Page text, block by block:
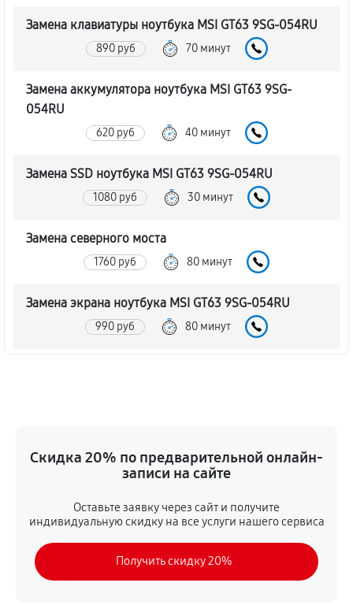
Замена клавиатуры ноутбука MSI GT63 9SG-054RU
890 руб 70 минут
Замена аккумулятора ноутбука MSI GT63 9SG-
054RU
620 руб 40 минут
Замена SSD ноутбука MSI GT63 9SG-054RU
1080 руб 30 минут
Замена северного моста
1760 руб 80 минут
Замена экрана ноутбука MSI GT63 9SG-054RU
990 руб 80 минут
990 руб 30 минут
1480 руб 70 минут
Замена процессора ноутбука MSI GT63 9SG-054RU
1390 руб 120 минут
Скидка 20% по предварительной онлайн-
записи на сайте
Оставьте заявку через сайт и получите
индивидуальную скидку на все услуги нашего сервиса
Получить скидку 20%